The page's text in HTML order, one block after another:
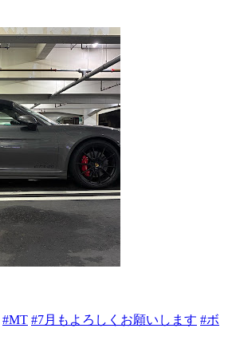
#MT #7月もよろしくお願いします #ボ